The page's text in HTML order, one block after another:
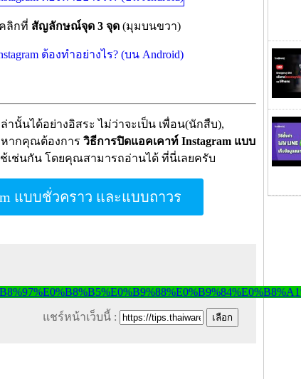
ลิกที่ สัญลักษณ์จุด 3 จุด (มุมบนขวา)
นั้นได้อย่างอิสระ ไม่ว่าจะเป็น เพื่อน(นักสืบ),
หากคุณต้องการ วิธีการปิดแอคเคาท์ Instagram แบบ
เช่นกัน โดยคุณสามารถอ่านได้ ที่นี่เลยครับ
แบบชั่วคราว และแบบถาวร
แชร์หน้าเว็บนี้ :